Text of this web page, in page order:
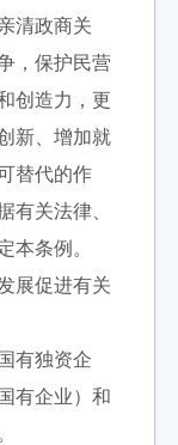
清政商关
，保护民营
创造力，更
新、增加就
替代的作
有关法律、
本条例。
展促进有关
有独资企
有企业）和